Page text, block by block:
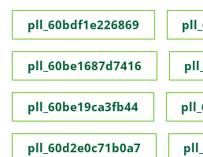
pll_60bdf1e226869
pll_60be1687d7416
pll_60be19ca3fb44
pll_60d2e0c71b0a7